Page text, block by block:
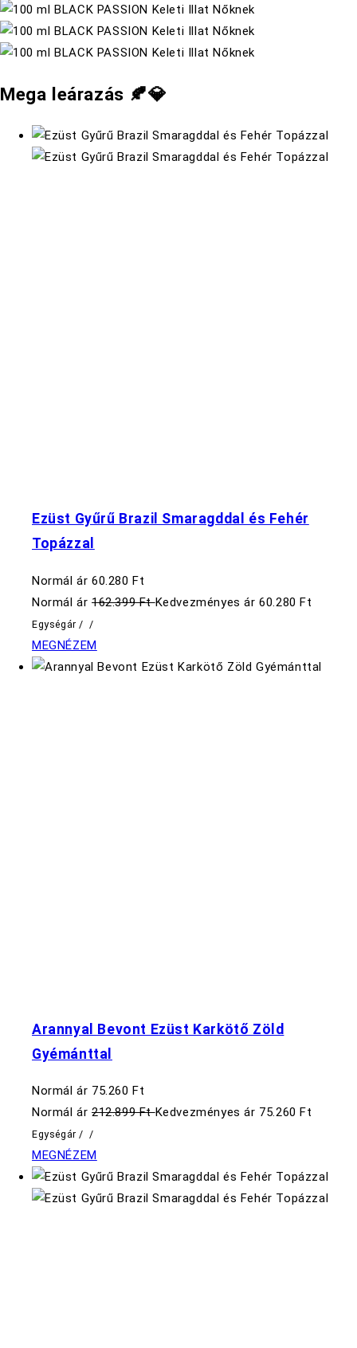
Mega leárazás 🍂💎
Ezüst Gyűrű Brazil Smaragddal és Fehér
Topázzal
Normál ár 60.280 Ft
Normál ár 162.399 FtKedvezményes ár 60.280 Ft
Egységár / /
MEGNÉZEM
Arannyal Bevont Ezüst Karkötő Zöld
Gyémánttal
Normál ár 75.260 Ft
Normál ár 212.899 FtKedvezményes ár 75.260 Ft
Egységár / /
MEGNÉZEM